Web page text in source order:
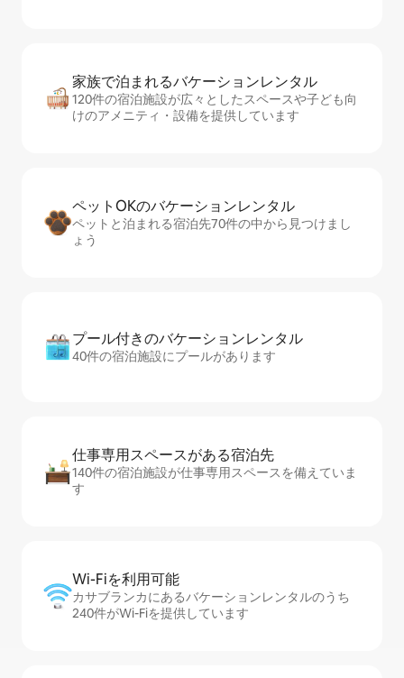
家族で泊まれるバ⁠ケ⁠ー⁠シ⁠ョ⁠ンレ⁠ン⁠タ⁠ル
120件の宿泊施設が広々としたスペースや子ども向
けのアメニティ・設備を提供しています
ペットOKのバ⁠ケ⁠ー⁠シ⁠ョ⁠ンレ⁠ン⁠タ⁠ル
ペットと泊まれる宿泊先70件の中から見つけまし
ょう
プール付きのバ⁠ケ⁠ー⁠シ⁠ョ⁠ンレ⁠ン⁠タ⁠ル
40件の宿泊施設にプールがあります
仕事専用ス⁠ペ⁠ー⁠スがあ⁠る宿⁠泊⁠先
140件の宿泊施設が仕事専用スペースを備えていま
す
Wi-Fiを利⁠用⁠可⁠能
カサブランカにあるバケーションレンタルのうち
240件がWi-Fiを提供しています